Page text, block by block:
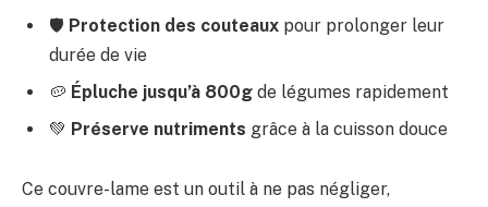
🛡️ Protection des couteaux pour prolonger leur
durée de vie
🥔 Épluche jusqu’à 800g de légumes rapidement
💚 Préserve nutriments grâce à la cuisson douce
Ce couvre-lame est un outil à ne pas négliger,